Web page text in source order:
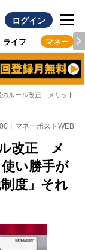
ログイン
ライフ マネー
のルール改正 メリット縮
マネーポストWEB
改正 メ
い勝手が
度」それ